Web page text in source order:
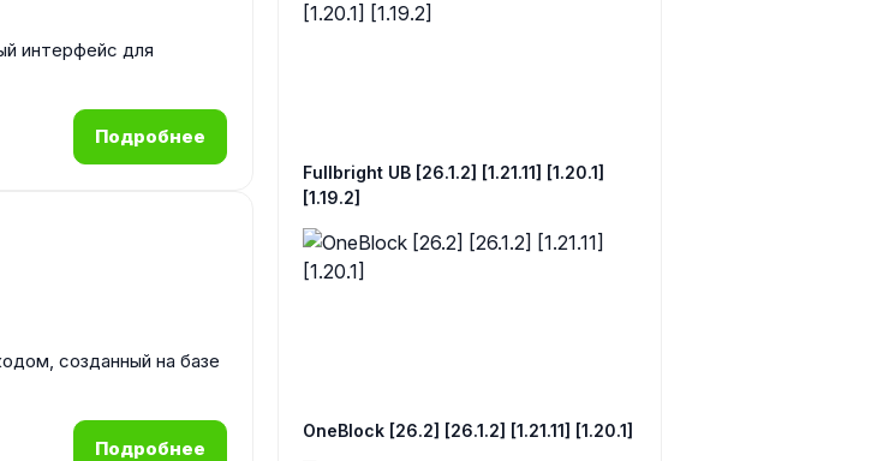
интерфейс для
Подробнее
созданный на базе
Подробнее
Fullbright UB [26.1.2] [1.21.11] [1.20.1]
[1.19.2]
OneBlock [26.2] [26.1.2] [1.21.11] [1.20.1]